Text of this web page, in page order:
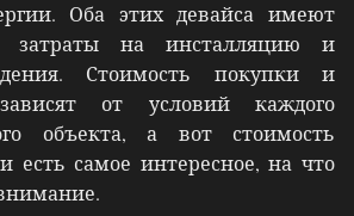
Оба этих девайса имеют
затраты на инсталляцию и
Стоимость покупки и
от условий каждого
объекта, а вот стоимость
есть самое интересное, на что